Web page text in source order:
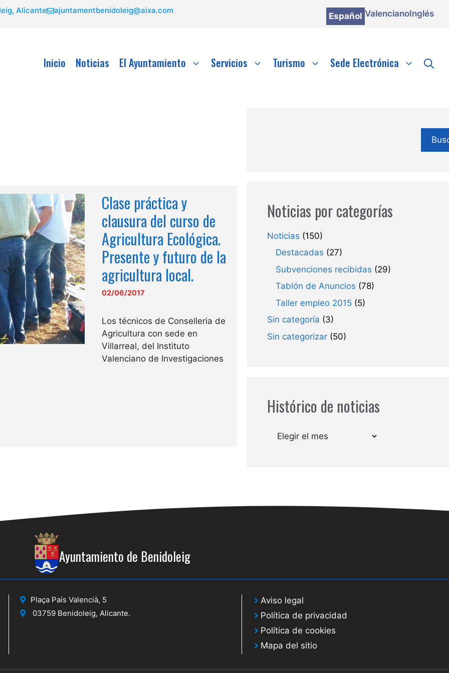
Alicante ajuntamentbenidoleig@aixa.com
Español ValencianoInglés
Inicio Noticias El Ayuntamiento Servicios Turismo Sede Electrónica
Clase práctica y
clausura del curso de
Agricultura Ecológica.
Presente y futuro de la
agricultura local.
02/06/2017
Los técnicos de Conselleria de
Agricultura con sede en
Villarreal, del Instituto
Valenciano de Investigaciones
Noticias por categorías
Noticias (150)
Destacadas (27)
Subvenciones recibidas (29)
Tablón de Anuncios (78)
Taller empleo 2015(5)
Sin categoría (3)
Sin categorizar(50)
Histórico de noticias
Archivos
Ayuntamiento de Benidoleig
Plaça País Valencià, 5
03759 Benidoleig, Alicante.
Aviso legal
Política de privacidad
Política de cookies
Mapa del sitio